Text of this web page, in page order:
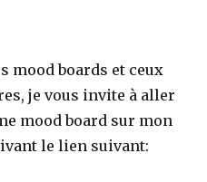
mood boards et ceux
je vous invite à aller
mood board sur mon
le lien suivant: